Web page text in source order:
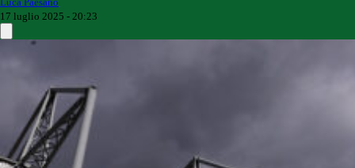
17 luglio 2025 - 20:23